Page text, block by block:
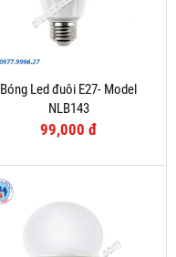
Bóng Led đuôi E27- Model
NLB143
99,000 đ